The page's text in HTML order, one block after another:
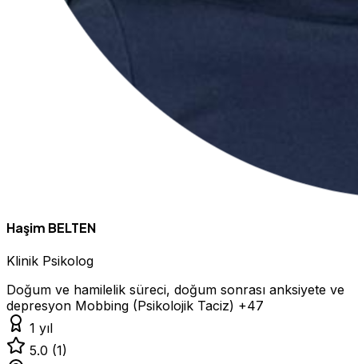
Haşim BELTEN
Klinik Psikolog
Doğum ve hamilelik süreci, doğum sonrası anksiyete ve
depresyon Mobbing (Psikolojik Taciz) +47
1 yıl
5.0 (1)